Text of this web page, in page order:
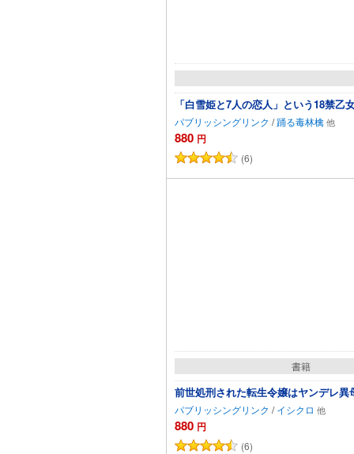
「白雪姫と7人の恋人」という18禁
パブリッシングリンク /踊る毒林檎
880 円
(6)
書籍
前世処刑された転生令嬢はヤンデレ異
パブリッシングリンク / イシクロ
880 円
(6)